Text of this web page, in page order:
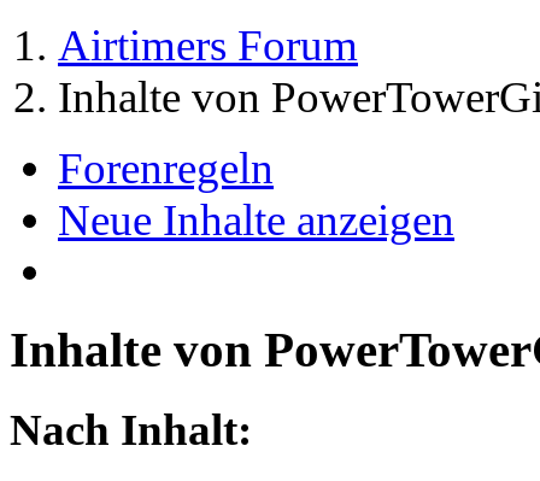
Airtimers Forum
Inhalte von
Forenregeln
Neue Inhalte anzeigen
Inhalte von
Nach Inhalt: